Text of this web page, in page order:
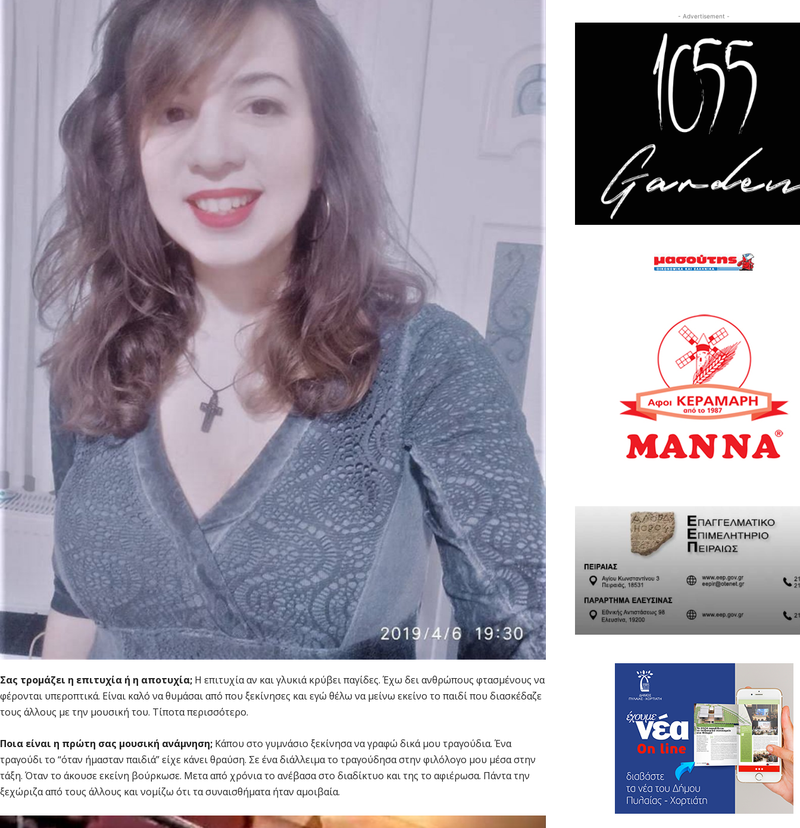
Σας τρομάζει η επιτυχία ή η αποτυχία; Η επιτυχία αν και γλυκιά κρύβει παγίδες. Έχω δει ανθρώπους φτασμένους να
φέρονται υπεροπτικά. Είναι καλό να θυμάσαι από που ξεκίνησες και εγώ θέλω να μείνω εκείνο το παιδί που διασκέδαζε
τους άλλους με την μουσική του. Τίποτα περισσότερο.
Ποια είναι η πρώτη σας μουσική ανάμνηση; Κάπου στο γυμνάσιο ξεκίνησα να γραφώ δικά μου τραγούδια. Ένα
τραγούδι το “όταν ήμασταν παιδιά” είχε κάνει θραύση. Σε ένα διάλλειμα το τραγούδησα στην φιλόλογο μου μέσα στην
τάξη. Όταν το άκουσε εκείνη βούρκωσε. Μετα από χρόνια το ανέβασα στο διαδίκτυο και της το αφιέρωσα. Πάντα την
ξεχώριζα από τους άλλους και νομίζω ότι τα συναισθήματα ήταν αμοιβαία.
- Advertisement -